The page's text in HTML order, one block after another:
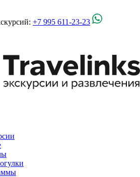
+7 995 611-23-23